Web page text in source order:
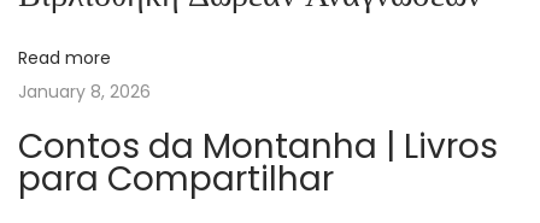
i
n
–
e
B
Read more
January 8, 2026
Contos da Montanha | Livros
para Compartilhar